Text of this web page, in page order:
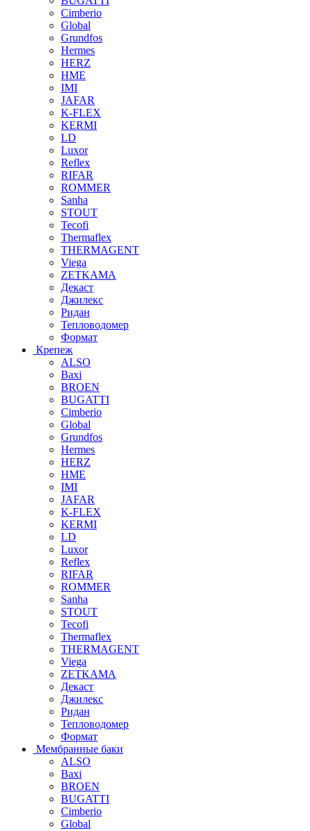
Cimberio
Global
Grundfos
Hermes
HERZ
HME
IMI
JAFAR
K-FLEX
KERMI
LD
Luxor
Reflex
RIFAR
ROMMER
Sanha
STOUT
Tecofi
Thermaflex
THERMAGENT
Viega
ZETKAMA
Декаст
Джилекс
Ридан
Тепловодомер
Формат
Крепеж
ALSO
Baxi
BROEN
BUGATTI
Cimberio
Global
Grundfos
Hermes
HERZ
HME
IMI
JAFAR
K-FLEX
KERMI
LD
Luxor
Reflex
RIFAR
ROMMER
Sanha
STOUT
Tecofi
Thermaflex
THERMAGENT
Viega
ZETKAMA
Декаст
Джилекс
Ридан
Тепловодомер
Формат
Мембранные баки
ALSO
Baxi
BROEN
BUGATTI
Cimberio
Global